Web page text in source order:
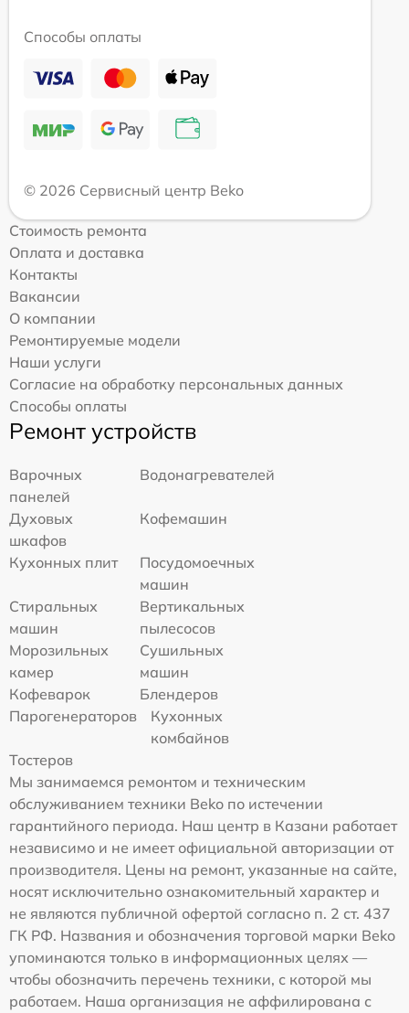
Способы оплаты
© 2026 Сервисный центр Beko
Стоимость ремонта
Оплата и доставка
Контакты
Вакансии
О компании
Ремонтируемые модели
Наши услуги
Согласие на обработку персональных данных
Способы оплаты
Ремонт устройств
Варочных
панелей
Водонагревателей
Духовых
шкафов
Кофемашин
Кухонных плит
Посудомоечных
машин
Стиральных
машин
Вертикальных
пылесосов
Морозильных
камер
Сушильных
машин
Кофеварок
Блендеров
Парогенераторов
Кухонных
комбайнов
Тостеров
Мы занимаемся ремонтом и техническим
обслуживанием техники Beko по истечении
гарантийного периода. Наш центр в Казани работает
независимо и не имеет официальной авторизации от
производителя. Цены на ремонт, указанные на сайте,
носят исключительно ознакомительный характер и
не являются публичной офертой согласно п. 2 ст. 437
ГК РФ. Названия и обозначения торговой марки Beko
упоминаются только в информационных целях —
чтобы обозначить перечень техники, с которой мы
работаем. Наша организация не аффилирована с